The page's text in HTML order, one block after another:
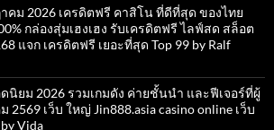
คม 2026 เครดิตฟรี คาสิโน ที่ดีที่สุด ของไทย
กล่องสุ่มเฮงเฮง รับเครดิตฟรี ไลฟ์สด สล็อต
แจก เครดิตฟรี เยอะที่สุด Top 99 by Ralf
นิยม 2026 รวมเกมดัง ค่ายชั้นนำ และฟีเจอร์ที่ผู้
เว็บ ใหญ่ Jin888.asia casino online เว็บ
Vida